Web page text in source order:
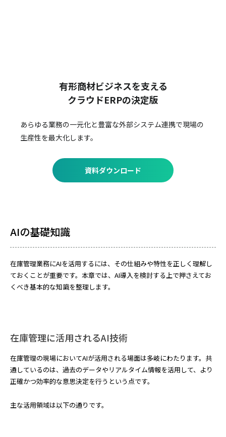
有形商材ビジネスを支える
クラウドERPの決定版
あらゆる業務の一元化と豊富な外部システム連携で現場の
生産性を最大化します。
資料ダウンロード
AIの基礎知識
在庫管理業務にAIを活用するには、その仕組みや特性を正しく理解し
ておくことが重要です。本章では、AI導入を検討する上で押さえてお
くべき基本的な知識を整理します。
在庫管理に活用されるAI技術
在庫管理の現場においてAIが活用される場面は多岐にわたります。共
通しているのは、過去のデータやリアルタイム情報を活用して、より
正確かつ効率的な意思決定を行うという点です。
主な活用領域は以下の通りです。